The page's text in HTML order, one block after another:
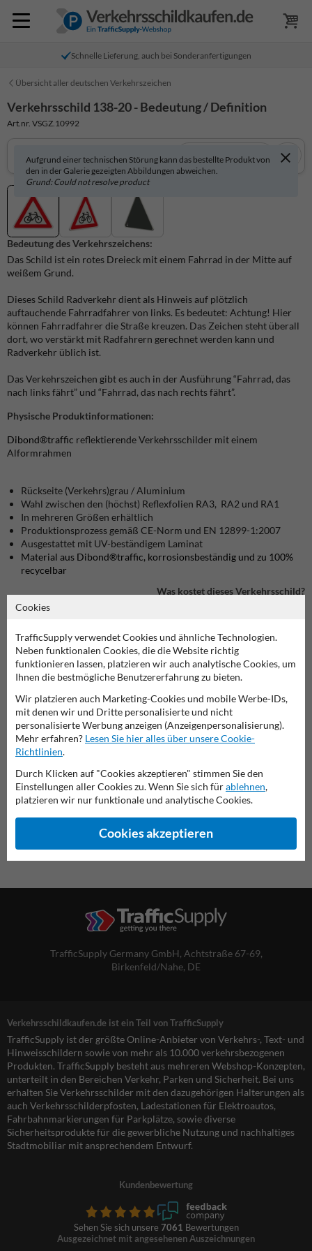
Schnelle Lieferung, auch bei Sonderanfertigungen
Übersicht aller deutschen Verkehrszeichen
Verkehrsschild 138-20
diese Informationen ausdrucken
Übersicht der offiziellen Verkehrsschilder
Verkehrsschildkaufen.de
Verkehrsschild 138-20 - Bedeutung / Definition
Art.nr. VSGZ.10992
Aufgrund einer technischen Störung kann das bestellte Produkt von
den in der Galerie gezeigten Abbildungen abweichen.
Grund: Could not resolve product
In 3D anzeigen
Bedeutung des Verkehrszeichens:
Das Schild ist ein rotes Dreieck mit einem Fahrrad in der Mitte auf
weißem Grund.
Dieses Schild Radverkehr dient als Hinweis auf plötzlich
auftauchende Fahrradfahrer von links. Es bedeutet: Achtung! Hier
können Fahrradfahrer die Straße kreuzen. Das Zeichen steht überall
dort, wo verstärkt mit Radfahrern gerechnet werden kann und
Radverkehr üblich ist.
Das Verkehrszeichen gibt es auch in der Ausführung “Fahrrad, das
nach links fährt” und “Fahrrad, das nach rechts fährt”.
Physische Produktinformationen:
Dibond®traffic reflektierende Verkehrsschilder mit einem
Alformrahmen
Rückseite (Verkehrs)grau / Aluminium
Wahl zwischen den (höchst) Reflexfolien RA3, RA2 und RA1
In mehreren Größen erhältlich
Produktionsprozess gemäß CE-Norm und EN 12899-1:2007
Ausgestattet mit UV-beständigem Laminat
Material aus Dibond®traffic, korrosionsbeständig und zu 100%
recycelbar
Was kostet dieses Verkehrsschild?
Produkt in unserem Webshop ansehen
TrafficSupply Germany GmbH, Achtstraße 67-69,
Birkenfeld/Nahe, DE
Verkehrsschildkaufen.de ist ein Teil von TrafficSupply
TrafficSupply ist der größte Online-Anbieter von Verkehrs-, Text- und
Hinweisschildern sowie von mehr als 10.000 verkehrsbezogenen
Produkten. TrafficSupply besteht aus mehreren Webshop-Konzepten,
unterteilt in den Bereichen Verkehr, Parken und Sicherheit. Bei uns
erhalten Sie Verkehrsschilder mit den dazugehörigen Halterungen als
auch Verkehrsschilderpfosten, Ladestationen für Elektroautos,
Fahrbahnmarkierungen für Parkplätze, sowie diverse
Sicherheitsprodukte für die gewerbliche Nutzung und nachhaltiges
Stadtmobiliar mit ansprechendem Entwurf.
Kundenbewertung
Sehen Sie sich unsere 7061 Bewertungen
Ausgezeichnet mit angesehenen Auszeichnungen
Cookies
TrafficSupply verwendet Cookies und ähnliche Technologien.
Neben funktionalen Cookies, die die Website richtig
funktionieren lassen, platzieren wir auch analytische Cookies, um
Ihnen die bestmögliche Benutzererfahrung zu bieten.
Wir platzieren auch Marketing-Cookies und mobile Werbe-IDs,
mit denen wir und Dritte personalisierte und nicht
personalisierte Werbung anzeigen (Anzeigenpersonalisierung).
Mehr erfahren? Lesen Sie hier alles über unsere Cookie-
Richtlinien.
Durch Klicken auf "Cookies akzeptieren" stimmen Sie den
Einstellungen aller Cookies zu. Wenn Sie sich fürablehnen,
platzieren wir nur funktionale und analytische Cookies.
Cookies akzeptieren